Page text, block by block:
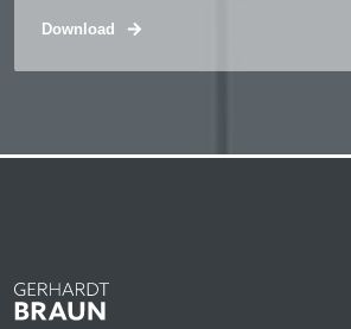
Download